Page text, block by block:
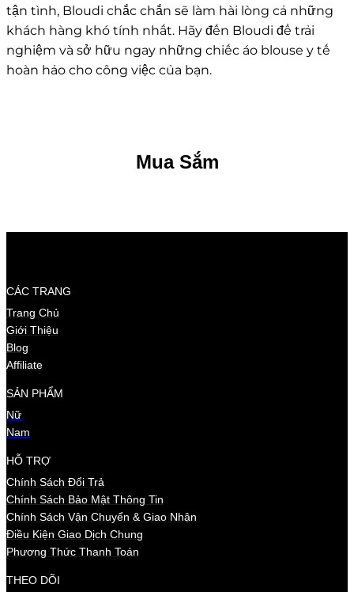
tận tình, Bloudi chắc chắn sẽ làm hài lòng cả những
khách hàng khó tính nhất. Hãy đến Bloudi để trải
nghiệm và sở hữu ngay những chiếc áo blouse y tế
hoàn hảo cho công việc của bạn.
Mua Sắm
CÁC TRANG
Trang Chủ
Giới Thiệu
Blog
Affiliate
SẢN PHẨM
Nữ
Nam
HỖ TRỢ
Chính Sách Đổi Trả
Chính Sách Bảo Mật Thông Tin
Chính Sách Vận Chuyển & Giao Nhận
Điều Kiện Giao Dịch Chung
Phương Thức Thanh Toán
THEO DÕI